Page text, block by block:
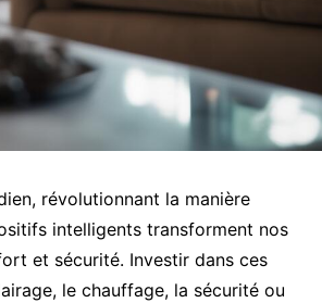
révolutionnant la manière
intelligents transforment nos
et sécurité. Investir dans ces
le chauffage, la sécurité ou